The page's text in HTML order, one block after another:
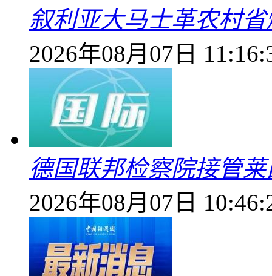
叙利亚大马士革农村
2026年08月07日
德国联邦检察院接管
2026年08月07日